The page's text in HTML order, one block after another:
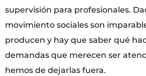
supervisión para profesionales.
movimiento sociales son
producen y hay que saber qué
demandas que merecen ser
hemos de dejarlas fuera.